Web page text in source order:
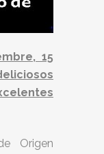
15
Origen